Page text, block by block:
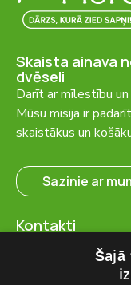
Skaista ainava
dvēseli
Darīt ar mīlestību
Mūsu misija ir
skaistākus un
Sazinie ar
Kontakti
Ventspils nov.,
Ugāle, “Salas” –